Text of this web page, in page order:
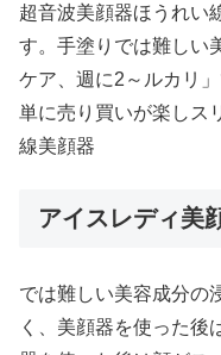
超音波美顔器ほうれい
す。手塗りでは難しい
ケア、週に2～ルカリ
単に売り買いが楽しス
線美顔器
アイスレディ美
では難しい美容成分の
く、美顔器を使った後